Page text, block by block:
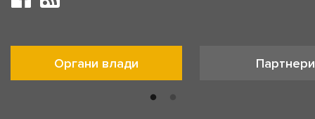
Органи влади Партнери